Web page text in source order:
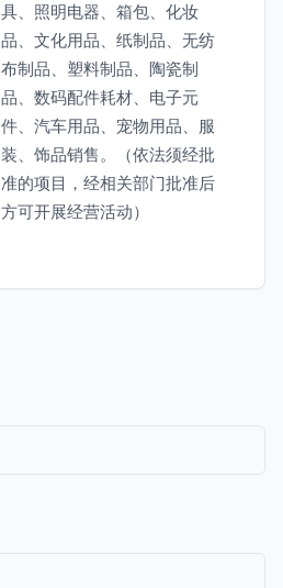
具、照明电器、箱包、化妆
品、文化用品、纸制品、无纺
布制品、塑料制品、陶瓷制
品、数码配件耗材、电子元
件、汽车用品、宠物用品、服
装、饰品销售。（依法须经批
准的项目，经相关部门批准后
方可开展经营活动）